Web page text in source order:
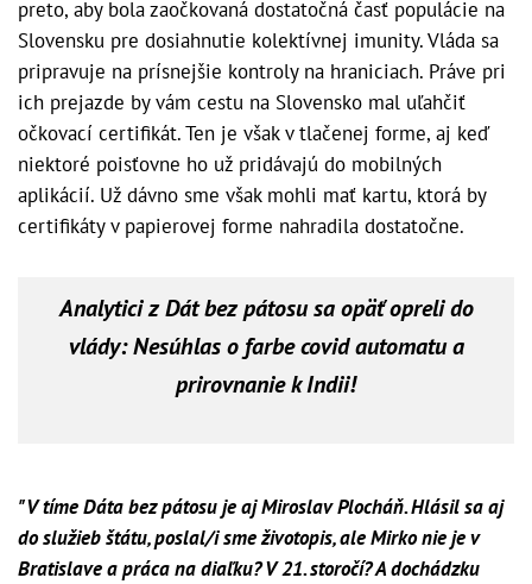
preto, aby bola zaočkovaná dostatočná časť populácie na
Slovensku pre dosiahnutie kolektívnej imunity. Vláda sa
pripravuje na prísnejšie kontroly na hraniciach. Práve pri
ich prejazde by vám cestu na Slovensko mal uľahčiť
očkovací certifikát. Ten je však v tlačenej forme, aj keď
niektoré poisťovne ho už pridávajú do mobilných
aplikácií. Už dávno sme však mohli mať kartu, ktorá by
certifikáty v papierovej forme nahradila dostatočne.
Analytici z Dát bez pátosu sa opäť opreli do
vlády: Nesúhlas o farbe covid automatu a
prirovnanie k Indii!
"V tíme Dáta bez pátosu je aj Miroslav Plocháň. Hlásil sa aj
do služieb štátu, poslal/i sme životopis, ale Mirko nie je v
Bratislave a práca na diaľku? V 21. storočí? A dochádzku